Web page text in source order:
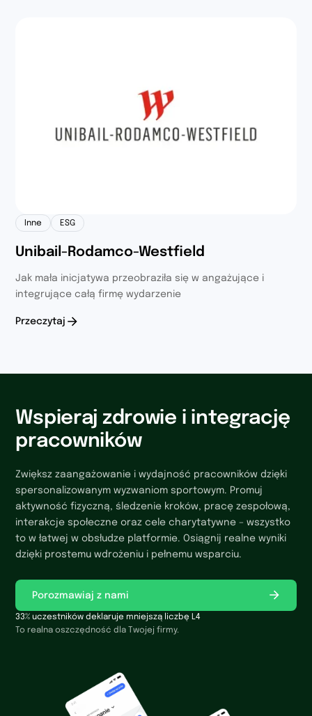
Inne ESG
Unibail-Rodamco-Westfield
Jak mała inicjatywa przeobraziła się w angażujące i
integrujące całą firmę wydarzenie
Przeczytaj
Wspieraj zdrowie i integrację
pracowników
Zwiększ zaangażowanie i wydajność pracowników dzięki
spersonalizowanym wyzwaniom sportowym. Promuj
aktywność fizyczną, śledzenie kroków, pracę zespołową,
interakcje społeczne oraz cele charytatywne – wszystko
to w łatwej w obsłudze platformie. Osiągnij realne wyniki
dzięki prostemu wdrożeniu i pełnemu wsparciu.
Porozmawiaj z nami
33% uczestników deklaruje mniejszą liczbę L4
To realna oszczędność dla Twojej firmy.